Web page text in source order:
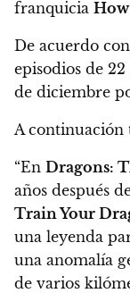
franquicia
De acuerdo con
episodios de
de diciembre
A continuación
“En Dragons:
años después
Train Your
una leyenda
una anomalía
de varios